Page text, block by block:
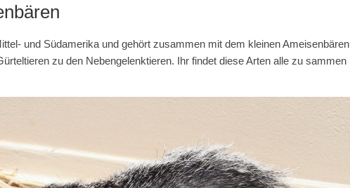
und Südamerika und gehört zusammen mit dem kleinen Ameisenbären
zu den Nebengelenktieren. Ihr findet diese Arten alle zu sammen